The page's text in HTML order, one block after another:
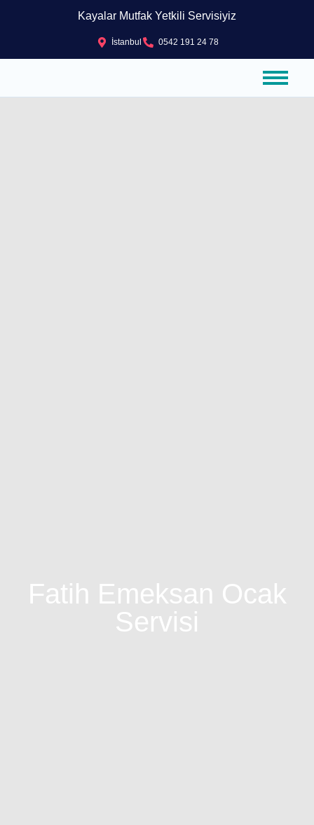
Kayalar Mutfak Yetkili Servisiyiz
İstanbul 0542 191 24 78
Fatih Emeksan Ocak
Servisi